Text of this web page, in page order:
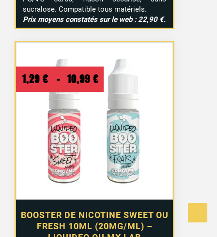
sucralose.Compatibletous matériels.
Prix moyens constatés surle web :22,90 €.
BOOSTER DE NICOTINE SWEET OU
FRESH 10ML (20MG/ML) –
1,29 € – 10,99 €
Plage
de
prix :
1,29 €
10,99 €